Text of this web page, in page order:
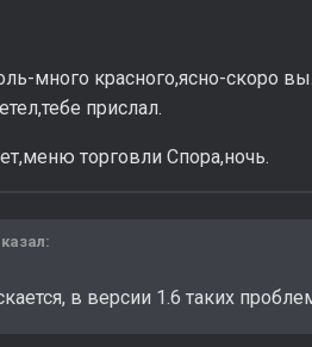
много красного,ясно-скоро
прислал.
торговли Спора,ночь.
в версии 1.6 таких